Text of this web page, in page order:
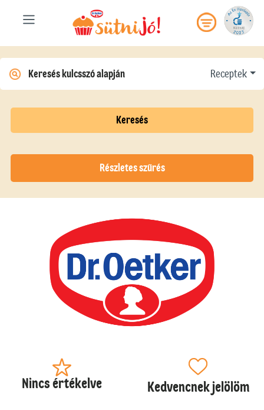
Receptek
Keresés
Részletes szűrés
Nincs értékelve Kedvencnek jelölöm